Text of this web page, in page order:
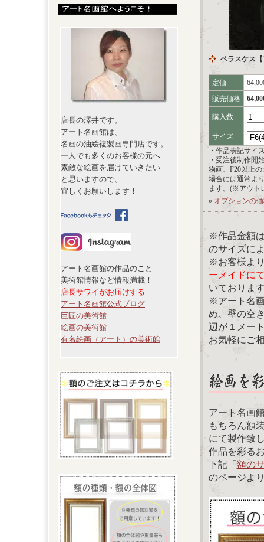
店長の澤井です。
アート名画館は、
名画の油絵複製画専門店です。
一人でも多くのお客様の元へ
素敵な絵画を届けていきたい
と思いますので、
宜しくお願いします！
アート名画館の作品のこと
美術館情報など情報満載！
店長サワイがお届けする
アート名画館公式ブログ
巨匠の美術館
絵画の美術館
有名絵画（アート）の美術館
ベラスケス
定価
販売価格
購入数
サイズ
・作品表記サイ
・受注後制作開
物画、F20以上
場合には通常よ
ます。(※アウト
» オプションの
※作品金額
のサイズに
※お客様よ
ーメイドに
いておりま
※アート名
め、壁の空
辺が１メー
お気軽にご
アート名画
もちろん額
にて製作致
作品を彩る
下記「額の
のページよ